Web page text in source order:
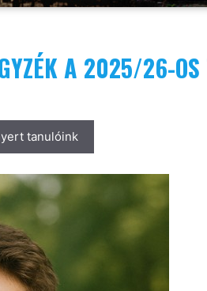
A 2025/26-OS
tanulóink